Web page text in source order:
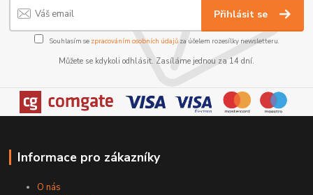
Přihlásit se
Souhlasím se zpracováním osobních údajůza účelem rozesílky newsletteru.
Můžete se kdykoli odhlásit. Zasíláme jednou za 14 dní.
Informace pro zákazníky
O nás